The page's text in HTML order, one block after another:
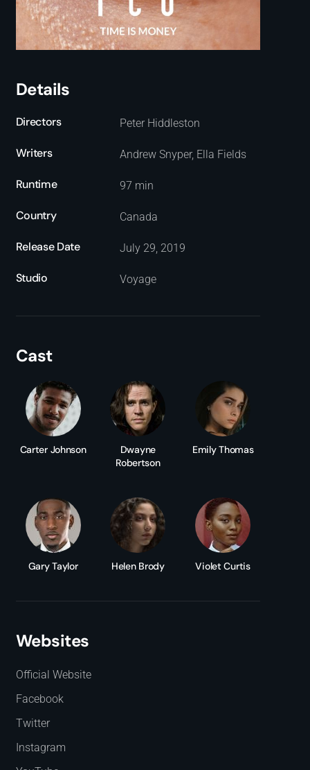
Details
Directors Peter Hiddleston
Writers Andrew Snyper, Ella Fields
Runtime 97 min
Country Canada
Release Date July 29, 2019
Studio Voyage
Cast
Carter Johnson
Dwayne
Robertson
Emily Thomas
Gary Taylor Helen Brody Violet Curtis
Websites
Official Website
Facebook
Twitter
Instagram